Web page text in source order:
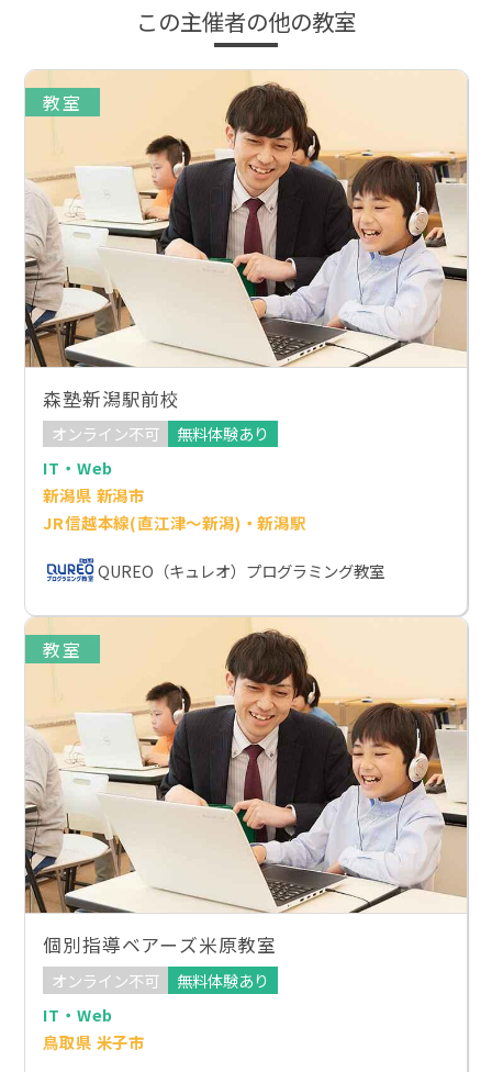
この主催者の他の教室
教室
森塾新潟駅前校
オンライン不可
無料体験あり
IT・Web
新潟県 新潟市
JR信越本線(直江津～新潟)・新潟駅
QUREO（キュレオ）プログラミング教室
教室
個別指導ベアーズ米原教室
オンライン不可
無料体験あり
IT・Web
鳥取県 米子市